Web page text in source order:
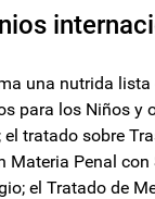
una nutrida
para los Niños
tratado sobre
Penal
el Tratado de